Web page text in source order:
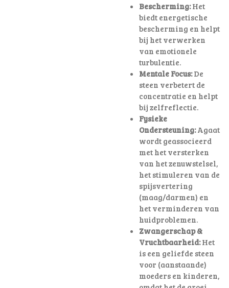
Bescherming:Het
biedt energetische
bescherming en helpt
bij het verwerken
van emotionele
turbulentie.
Mentale Focus:De
steen verbetert de
concentratie en helpt
bij zelfreflectie.
Fysieke
Ondersteuning:Agaat
wordt geassocieerd
met het versterken
van het zenuwstelsel,
het stimuleren van de
spijsvertering
(maag/darmen) en
het verminderen van
huidproblemen.
Zwangerschap &
Vruchtbaarheid:Het
is een geliefde steen
voor (aanstaande)
moeders en kinderen,